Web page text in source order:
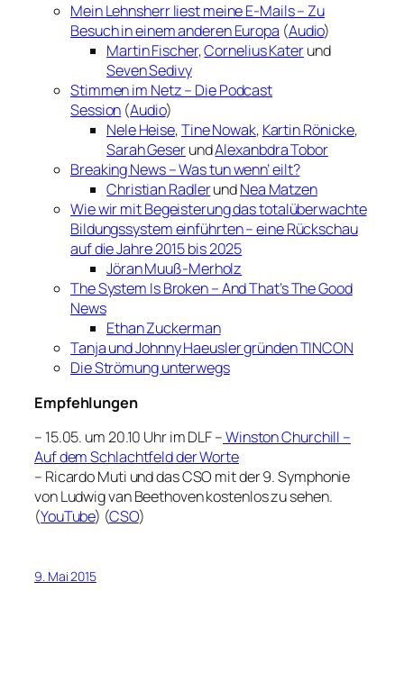
Mein Lehnsherr liest meine E-Mails – Zu
Besuch in einem anderen Europa (Audio)
Martin Fischer,Cornelius Katerund
Seven Sedivy
Stimmen im Netz – Die Podcast
Session (Audio)
Nele Heise,Tine Nowak, Kartin Rönicke,
Sarah GeserundAlexanbdra Tobor
Breaking News – Was tun wenn’ eilt?
Christian RadlerundNea Matzen
Wie wir mit Begeisterung das totalüberwachte
Bildungssystem einführten – eine Rückschau
auf die Jahre 2015 bis 2025
Jöran Muuß-Merholz
The System Is Broken – And That’s The Good
News
Ethan Zuckerman
Tanja und Johnny Haeusler gründen TINCON
Die Strömung unterwegs
Empfehlungen
– 15.05. um 20.10 Uhr im DLF –Winston Churchill –
Auf dem Schlachtfeld der Worte
– Ricardo Muti und das CSO mit der 9. Symphonie
von Ludwig van Beethoven kostenlos zu sehen.
(YouTube) (CSO)
9. Mai 2015